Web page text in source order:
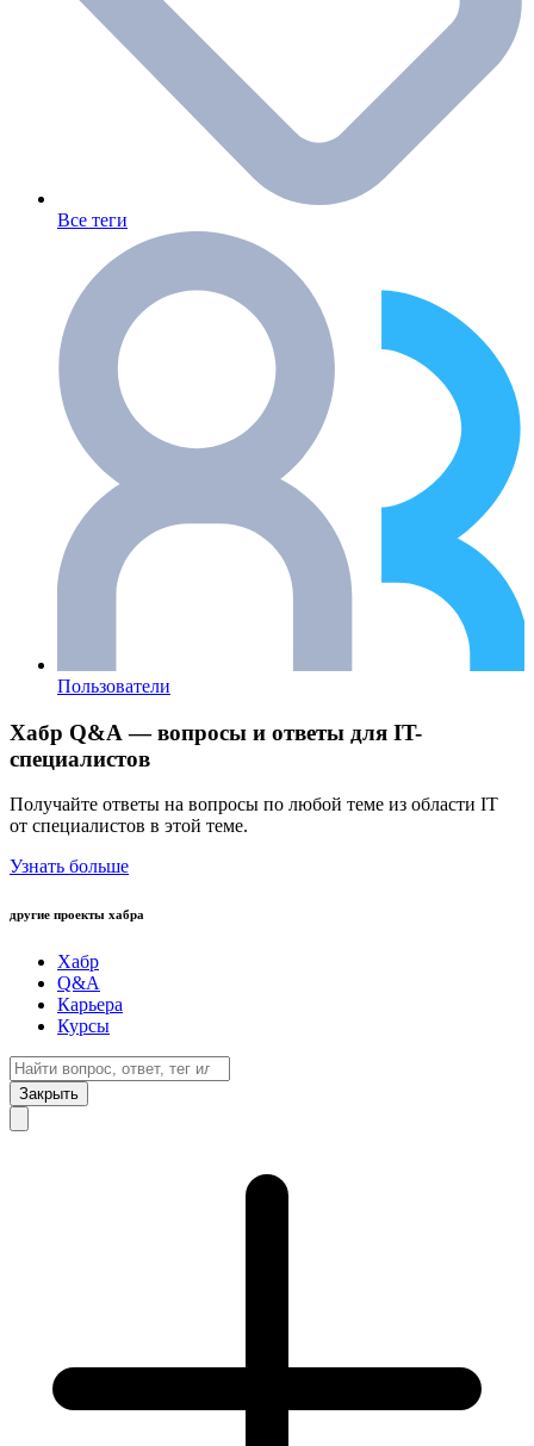
Все теги
Пользователи
Хабр Q&A — вопросы и ответы для IT-
специалистов
Получайте ответы на вопросы по любой теме из области IT
от специалистов в этой теме.
Узнать больше
другие проекты хабра
Хабр
Q&A
Карьера
Курсы
Закрыть